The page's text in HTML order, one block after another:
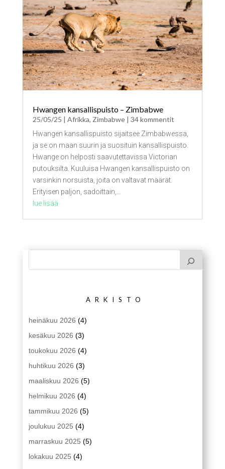
Hwangen kansallispuisto – Zimbabwe
25/05/25 | Afrikka, Zimbabwe| 34 kommentit
Hwangen kansallispuisto sijaitsee Zimbabwessa,
ja se on maan suurin ja suosituin kansallispuisto.
Hwange on helposti saavutettavissa Victorian
putouksilta. Kuuluisa Hwangen kansallispuisto on
varsinkin norsuista, joita on valtavat määrät.
Erityisen paljon, sadoittain,...
lue lisää
ARKISTO
heinäkuu 2026 (4)
kesäkuu 2026 (3)
toukokuu 2026 (4)
huhtikuu 2026 (3)
maaliskuu 2026 (5)
helmikuu 2026 (4)
tammikuu 2026 (5)
joulukuu 2025 (4)
marraskuu 2025 (5)
lokakuu 2025 (4)